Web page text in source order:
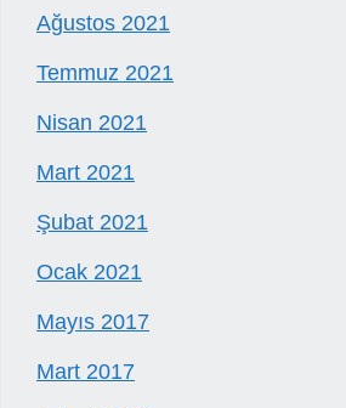
Ağustos 2021
Temmuz 2021
Nisan 2021
Mart 2021
Şubat 2021
Ocak 2021
Mayıs 2017
Mart 2017